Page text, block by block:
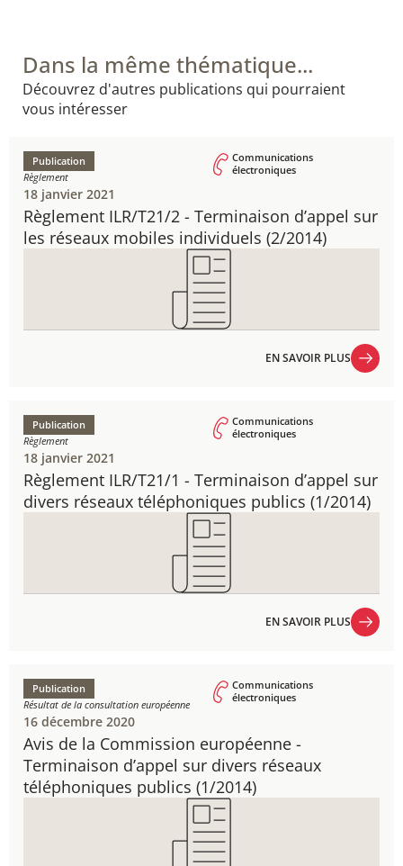
Dans la même thématique...
Découvrez d'autres publications qui pourraient
vous intéresser
Règlement ILR/T21/2 - ​Terminaison d’appel sur
les réseaux mobiles individuels ​(2/2014)
Publication
Règlement
Communications
électroniques
18 janvier 2021
EN SAVOIR PLUS
Règlement ILR/T21/1 - ​Terminaison d’appel sur
divers réseaux téléphoniques publics (1/2014)
Publication
Règlement
Communications
électroniques
18 janvier 2021
EN SAVOIR PLUS
Avis de la Commission européenne - ​
Terminaison d’appel sur divers réseaux
téléphoniques publics (1/2014)
Publication
Résultat de la consultation européenne
Communications
électroniques
16 décembre 2020